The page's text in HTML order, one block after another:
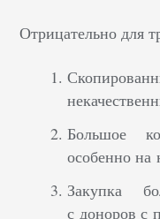
Отрицательно для
Большое
особенно на
Закупка
с доноров с